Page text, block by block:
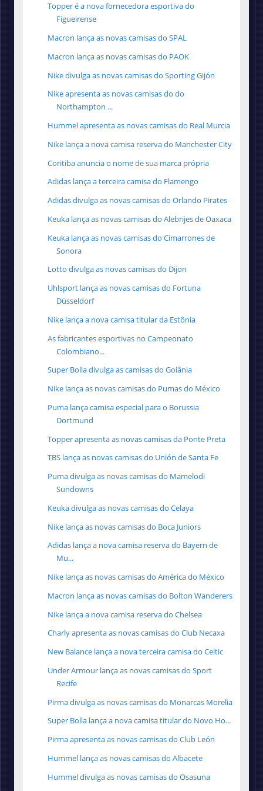
Topper é a nova fornecedora esportiva do
Figueirense
Macron lança as novas camisas do SPAL
Macron lança as novas camisas do PAOK
Nike divulga as novas camisas do Sporting Gijón
Nike apresenta as novas camisas do do
Northampton ...
Hummel apresenta as novas camisas do Real Murcia
Nike lança a nova camisa reserva do Manchester City
Coritiba anuncia o nome de sua marca própria
Adidas lança a terceira camisa do Flamengo
Adidas divulga as novas camisas do Orlando Pirates
Keuka lança as novas camisas do Alebrijes de Oaxaca
Keuka lança as novas camisas do Cimarrones de
Sonora
Lotto divulga as novas camisas do Dijon
Uhlsport lança as novas camisas do Fortuna
Düsseldorf
Nike lança a nova camisa titular da Estônia
As fabricantes esportivas no Campeonato
Colombiano...
Super Bolla divulga as camisas do Goiânia
Nike lança as novas camisas do Pumas do México
Puma lança camisa especial para o Borussia
Dortmund
Topper apresenta as novas camisas da Ponte Preta
TBS lança as novas camisas do Unión de Santa Fe
Puma divulga as novas camisas do Mamelodi
Sundowns
Keuka divulga as novas camisas do Celaya
Nike lança as novas camisas do Boca Juniors
Adidas lança a nova camisa reserva do Bayern de
Mu...
Nike lança as novas camisas do América do México
Macron lança as novas camisas do Bolton Wanderers
Nike lança a nova camisa reserva do Chelsea
Charly apresenta as novas camisas do Club Necaxa
New Balance lança a nova terceira camisa do Celtic
Under Armour lança as novas camisas do Sport
Recife
Pirma divulga as novas camisas do Monarcas Morelia
Super Bolla lança a nova camisa titular do Novo Ho...
Pirma apresenta as novas camisas do Club León
Hummel lança as novas camisas do Albacete
Hummel divulga as novas camisas do Osasuna